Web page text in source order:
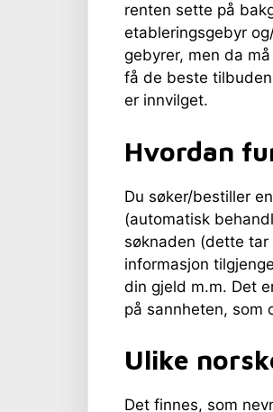
renten sette på
etableringsgebyr
gebyrer, men da
få de beste
er innvilget.
Hvordan
Du søker/bestiller
(automatisk
søknaden (dette
informasjon
din gjeld m.m. Det
på sannheten, som
Ulike
Det finnes, som